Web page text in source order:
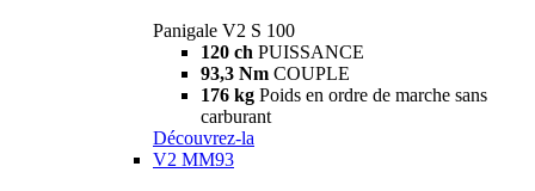
Panigale V2 S 100
120 ch PUISSANCE
93,3 Nm COUPLE
176 kg Poids en ordre de marche sans
carburant
Découvrez-la
V2 MM93